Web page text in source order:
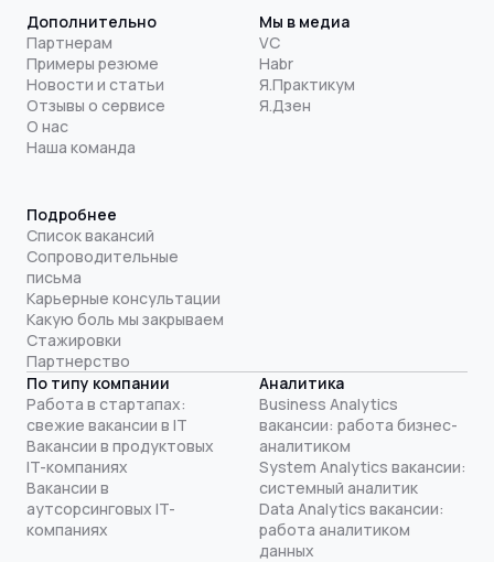
Дополнительно
Партнерам
Примеры резюме
Новости и статьи
Отзывы о сервисе
О нас
Наша команда
Мы в медиа
VC
Habr
Я.Практикум
Я.Дзен
Подробнее
Список вакансий
Сопроводительные
письма
Карьерные консультации
Какую боль мы закрываем
Стажировки
Партнерство
По типу компании
Работа в стартапах:
свежие вакансии в IT
Вакансии в продуктовых
IT-компаниях
Вакансии в
аутсорсинговых IT-
компаниях
Аналитика
Business Analytics
вакансии: работа бизнес-
аналитиком
System Analytics вакансии:
системный аналитик
Data Analytics вакансии:
работа аналитиком
данных